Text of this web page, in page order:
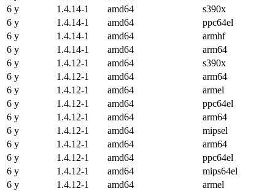
6 y
1.4.14-1 amd64
s390x
6 y
1.4.14-1 amd64
ppc64el
6 y
1.4.14-1 amd64
armhf
6 y
1.4.14-1 amd64
arm64
6 y
1.4.12-1 amd64
s390x
6 y
1.4.12-1 amd64
arm64
6 y
1.4.12-1 amd64
armel
6 y
1.4.12-1 amd64
ppc64el
6 y
1.4.12-1 amd64
arm64
6 y
1.4.12-1 amd64
mipsel
6 y
1.4.12-1 amd64
arm64
6 y
1.4.12-1 amd64
ppc64el
6 y
1.4.12-1 amd64
mips64el
6 y
1.4.12-1 amd64
armel